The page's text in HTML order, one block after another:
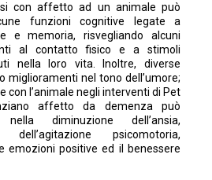
con affetto ad un animale può
funzioni cognitive legate a
e memoria, risvegliando alcuni
al contatto fisico e a stimoli
nella loro vita. Inoltre, diverse
miglioramenti nel tono dell’umore;
con l’animale negli interventi di Pet
affetto da demenza può
diminuzione dell’ansia,
dell’agitazione psicomotoria,
emozioni positive ed il benessere